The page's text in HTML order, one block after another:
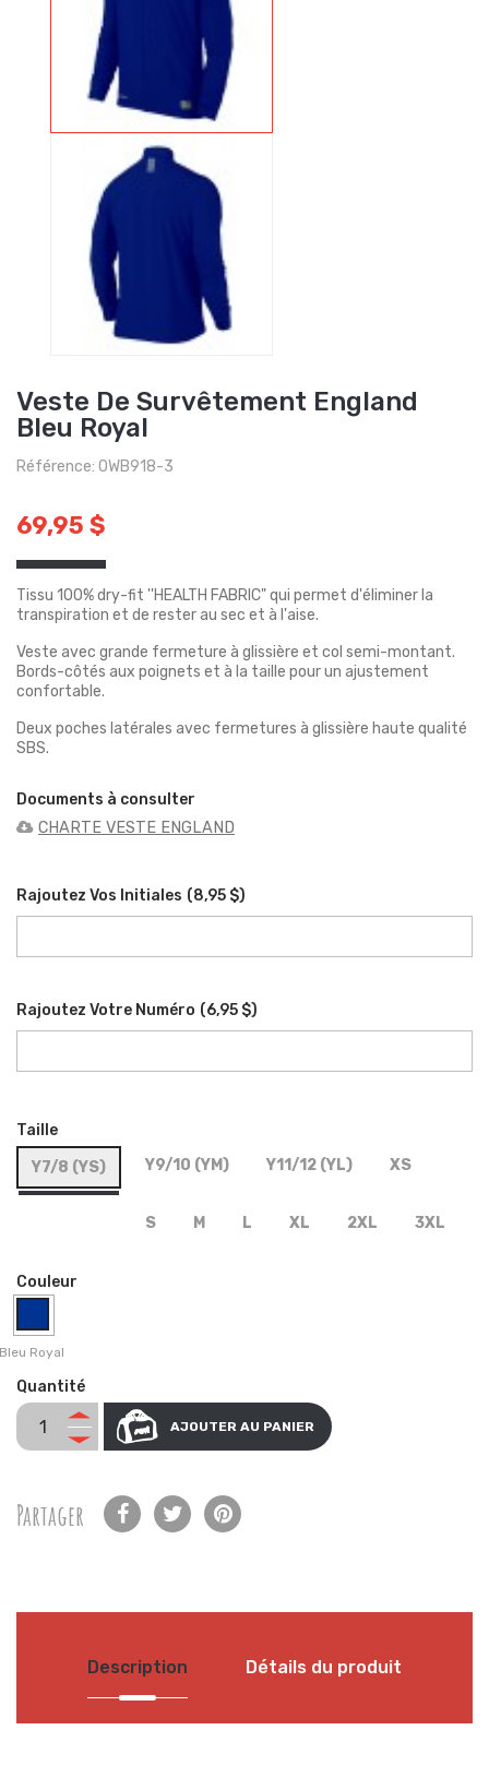
Veste De Survêtement England
Bleu Royal
Référence: OWB918-3
69,95 $
Tissu 100% dry-fit ''HEALTH FABRIC" qui permet d'éliminer la
transpiration et de rester au sec et à l'aise.
Veste avec grande fermeture à glissière et col semi-montant.
Bords-côtés aux poignets et à la taille pour un ajustement
confortable.
Deux poches latérales avec fermetures à glissière haute qualité
SBS.
Documents à consulter
CHARTE VESTE ENGLAND
Rajoutez Vos Initiales (8,95 $)
Rajoutez Votre Numéro (6,95 $)
Taille
Y7/8 (YS)
Y9/10 (YM) Y11/12 (YL) XS
S M L XL 2XL 3XL
Couleur
Bleu Royal
Quantité
AJOUTER AU PANIER
Partager
Description Détails du produit